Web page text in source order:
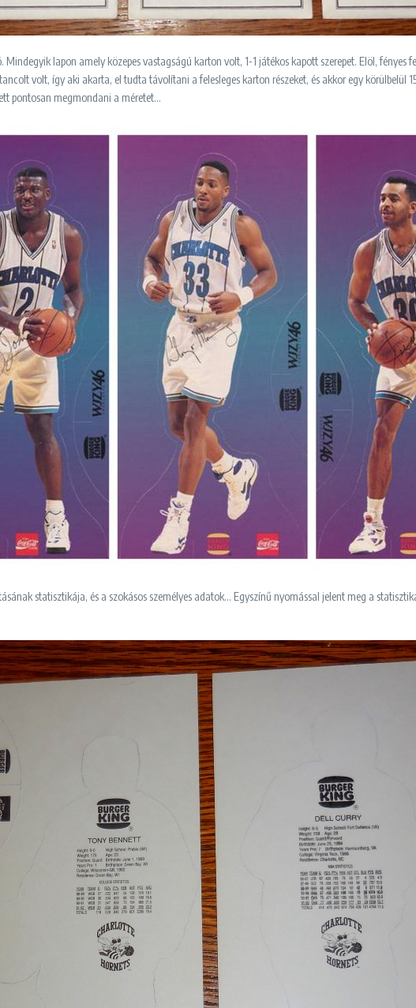
lapon amely közepes vastagságú karton volt, 1-1 játékos kapott szerepet. Elöl,
volt, így aki akarta, el tudta távolítani a felesleges karton részeket, és akkor egy körülbelül
pontosan megmondani a méretet…
statisztikája, és a szokásos személyes adatok… Egyszínű nyomással jelent meg a